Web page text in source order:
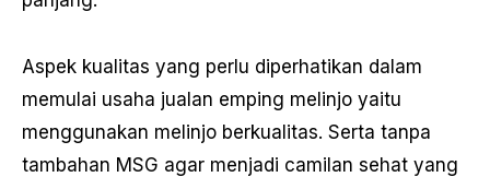
Aspek kualitas yang perlu diperhatikan dalam
memulai usaha jualan emping melinjo yaitu
menggunakan melinjo berkualitas. Serta tanpa
tambahan MSG agar menjadi camilan sehat yang